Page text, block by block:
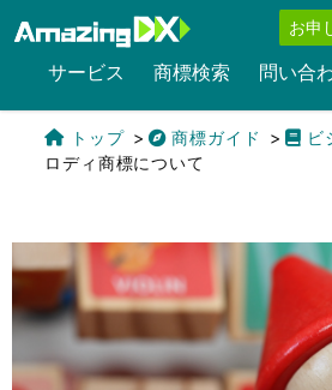
お申
サービス 商標検索 問い合
トップ 商標ガイド ビ
ロディ商標について